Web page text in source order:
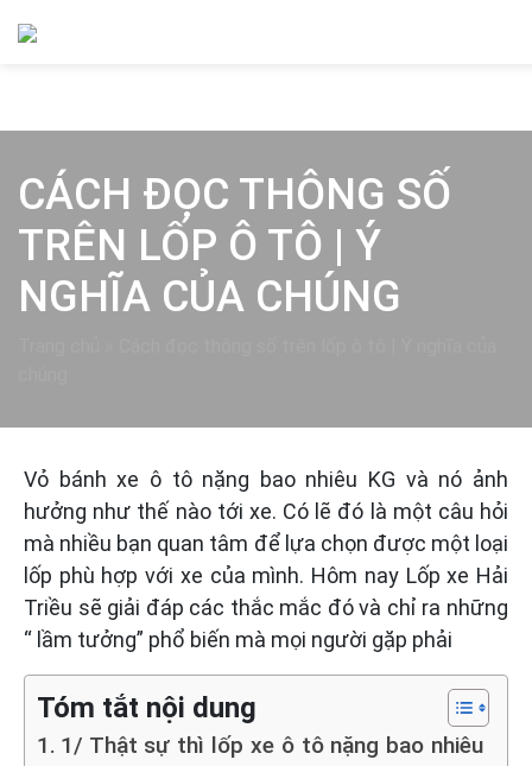
CÁCH ĐỌC THÔNG SỐ
TRÊN LỐP Ô TÔ | Ý
NGHĨA CỦA CHÚNG
Vỏ bánh xe ô tô nặng bao nhiêu KG và nó ảnh
hưởng như thế nào tới xe. Có lẽ đó là một câu hỏi
mà nhiều bạn quan tâm để lựa chọn được một loại
lốp phù hợp với xe của mình. Hôm nay Lốp xe Hải
Triều sẽ giải đáp các thắc mắc đó và chỉ ra những
“ lầm tưởng” phổ biến mà mọi người gặp phải
Tóm tắt nội dung
1/ Thật sự thì lốp xe ô tô nặng bao nhiêu